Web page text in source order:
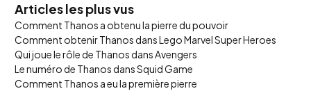
Articles les plus vus
Comment Thanos a obtenu la pierre du pouvoir
Comment obtenir Thanos dans Lego Marvel Super Heroes
Qui joue le rôle de Thanos dans Avengers
Le numéro de Thanos dans Squid Game
Comment Thanos a eu la première pierre